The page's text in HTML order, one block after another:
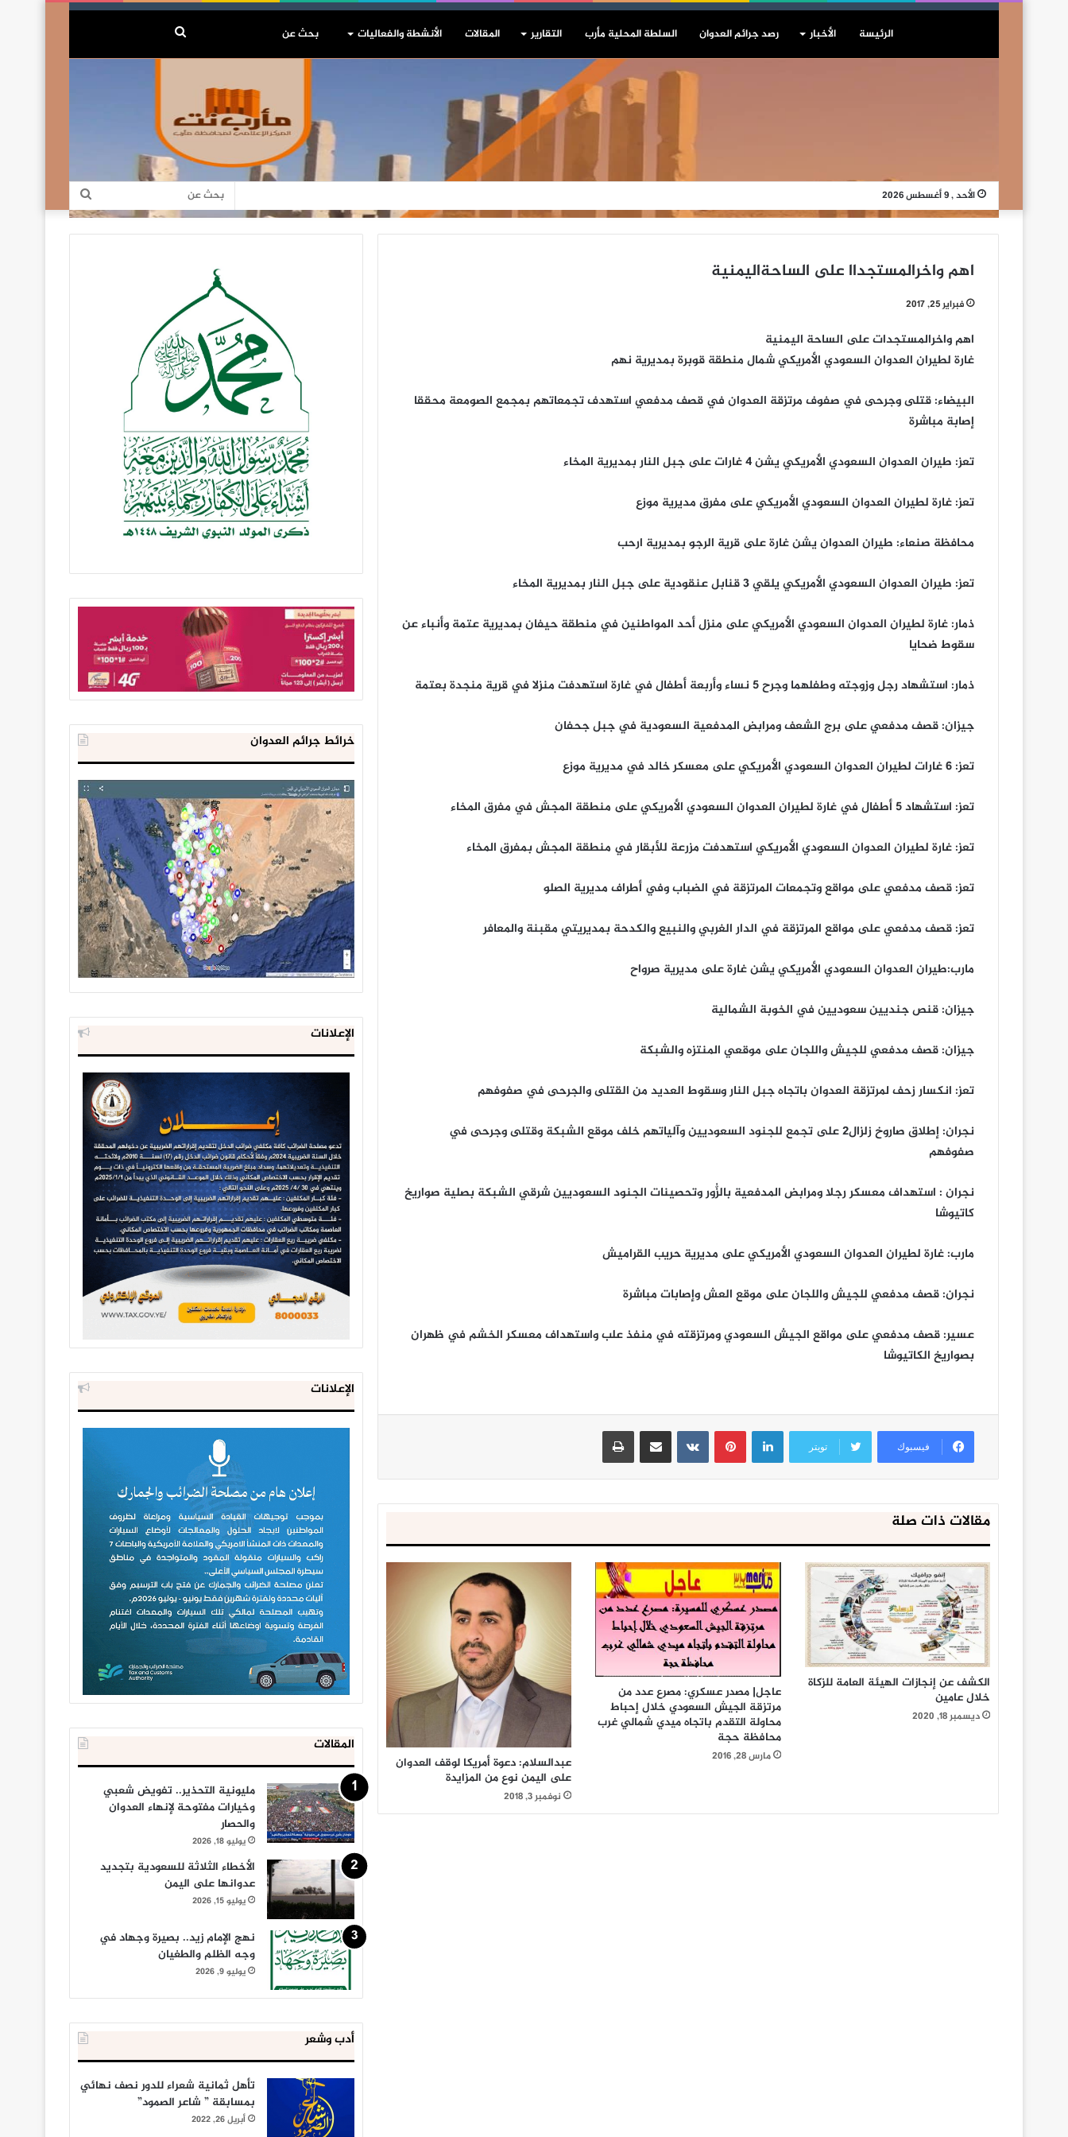
الرئيسة الأخبار رصد جرائم العدوان السلطة المحلية مأرب التقارير المقالات الأنشطة والفعاليات بحث
الأحد , 9 أغسطس 2026
بحث
عن
اهم واخرالمستجداا على الساحةاليمنية
فبراير 25, 2017
اهم واخرالمستجدات على الساحة اليمنية
غارة لطيران العدوان السعودي الأمريكي شمال منطقة قوبرة بمديرية نهم
البيضاء: قتلى وجرحى في صفوف مرتزقة العدوان في قصف مدفعي استهدف تجمعاتهم بمجمع الصومعة محققا
إصابة مباشرة
تعز: طيران العدوان السعودي الأمريكي يشن 4 غارات على جبل النار بمديرية المخاء
تعز: غارة لطيران العدوان السعودي الأمريكي على مفرق مديرية موزع
محافظة صنعاء: طيران العدوان يشن غارة على قرية الرجو بمديرية ارحب
تعز: طيران العدوان السعودي الأمريكي يلقي 3 قنابل عنقودية على جبل النار بمديرية المخاء
ذمار: غارة لطيران العدوان السعودي الأمريكي على منزل أحد المواطنين في منطقة حيفان بمديرية عتمة وأنباء عن
سقوط ضحايا
ذمار: استشهاد رجل وزوجته وطفلهما وجرح 5 نساء وأربعة أطفال في غارة استهدفت منزلا في قرية منجدة بعتمة
جيزان: قصف مدفعي على برج الشعف ومرابض المدفعية السعودية في جبل جحفان
تعز: 6 غارات لطيران العدوان السعودي الأمريكي على معسكر خالد في مديرية موزع
تعز: استشهاد 5 أطفال في غارة لطيران العدوان السعودي الأمريكي على منطقة المجش في مفرق المخاء
تعز: غارة لطيران العدوان السعودي الأمريكي استهدفت مزرعة للأبقار في منطقة المجش بمفرق المخاء
تعز: قصف مدفعي على مواقع وتجمعات المرتزقة في الضباب وفي أطراف مديرية الصلو
تعز: قصف مدفعي على مواقع المرتزقة في الدار الغربي والنبيع والكدحة بمديريتي مقبنة والمعافر
مارب:طيران العدوان السعودي الأمريكي يشن غارة على مديرية صرواح
جيزان: قنص جنديين سعوديين في الخوبة الشمالية
جيزان: قصف مدفعي للجيش واللجان على موقعي المنتزه والشبكة
تعز: انكسار زحف لمرتزقة العدوان باتجاه جبل النار وسقوط العديد من القتلى والجرحى في صفوفهم
نجران: إطلاق صاروخ زلزال2 على تجمع للجنود السعوديين وآلياتهم خلف موقع الشبكة وقتلى وجرحى في
صفوفهم
نجران : استهداف معسكر رجلا ومرابض المدفعية بالزُّور وتحصينات الجنود السعوديين شرقي الشبكة بصلية صواريخ
كاتيوشا
مارب: غارة لطيران العدوان السعودي الأمريكي على مديرية حريب القراميش
نجران: قصف مدفعي للجيش واللجان على موقع العش وإصابات مباشرة
عسير: قصف مدفعي على مواقع الجيش السعودي ومرتزقته في منفذ علب واستهداف معسكر الخشم في ظهران
بصواريخ الكاتيوشا
فيسبوك تويتر
لينكدإنبينتيريست مشاركة عبر البريد طباعة
مقالات ذات صلة
الكشف عن إنجازات الهيئة العامة للزكاة
خلال عامين
ديسمبر 18, 2020
عاجل| مصدر عسكري: مصرع عدد من
مرتزقة الجيش السعودي خلال إحباط
محاولة التقدم باتجاه ميدي شمالي غرب
محافظة حجة
مارس 28, 2016
عبدالسلام: دعوة أمريكا لوقف العدوان
على اليمن نوع من المزايدة
نوفمبر 3, 2018
خرائط جرائم العدوان
الإعلانات
الإعلانات
المقالات
مليونية التحذير.. تفويض شعبي
وخيارات مفتوحة لإنهاء العدوان
والحصار
يوليو 18, 2026
الأخطاء الثلاثة للسعودية بتجديد
عدوانها على اليمن
يوليو 15, 2026
نهج الإمام زيد.. بصيرة وجهاد في
وجه الظلم والطغيان
يوليو 9, 2026
أدب وشعر
تأهل ثمانية شعراء للدور نصف نهائي
بمسابقة ” شاعر الصمود”
أبريل 26, 2022